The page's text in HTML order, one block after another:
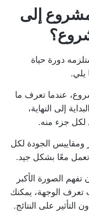
إلى
دورة حياة
يلي.
عندما تعرف ما
إلى النهاية،
لكل جزء منه.
ومقاييس الجودة لكل
تعمل معًا بشكل جيد.
الصورة الأكبر
تعرف الوجهة، يمكنك
على النتائج.